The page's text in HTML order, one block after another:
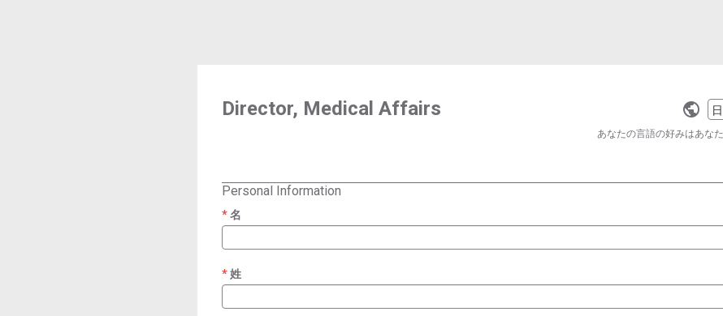
a
あなたの言語の好みはあな
Director, Medical Affairs
Personal Information
名
required
姓
required